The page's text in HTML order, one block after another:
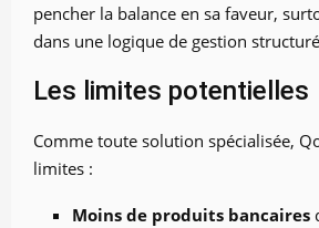
pencher la balance en sa faveur,
dans une logique de gestion
Les limites potentielles
Comme toute solution spécialisée,
limites :
Moins de produits bancaires